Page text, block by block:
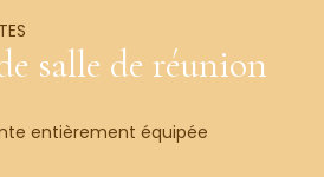
salle de réunion
entièrement équipée